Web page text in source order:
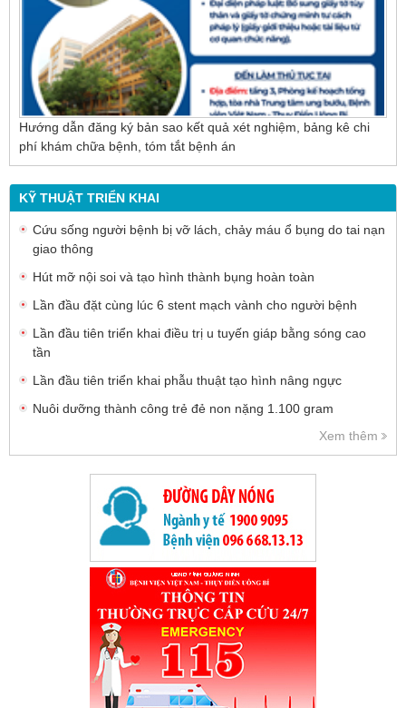
Hướng dẫn đăng ký bản sao kết quả xét nghiệm, bảng kê chi
phí khám chữa bệnh, tóm tắt bệnh án
KỸ THUẬT TRIỂN KHAI
Cứu sống người bệnh bị vỡ lách, chảy máu ổ bụng do tai nạn
giao thông
Hút mỡ nội soi và tạo hình thành bụng hoàn toàn
Lần đầu đặt cùng lúc 6 stent mạch vành cho người bệnh
Lần đầu tiên triển khai điều trị u tuyến giáp bằng sóng cao
tần
Lần đầu tiên triển khai phẫu thuật tạo hình nâng ngực
Nuôi dưỡng thành công trẻ đẻ non nặng 1.100 gram
Xem thêm